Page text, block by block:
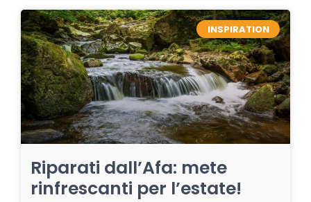
INSPIRATION
Riparati dall’Afa: mete
rinfrescanti per l’estate!